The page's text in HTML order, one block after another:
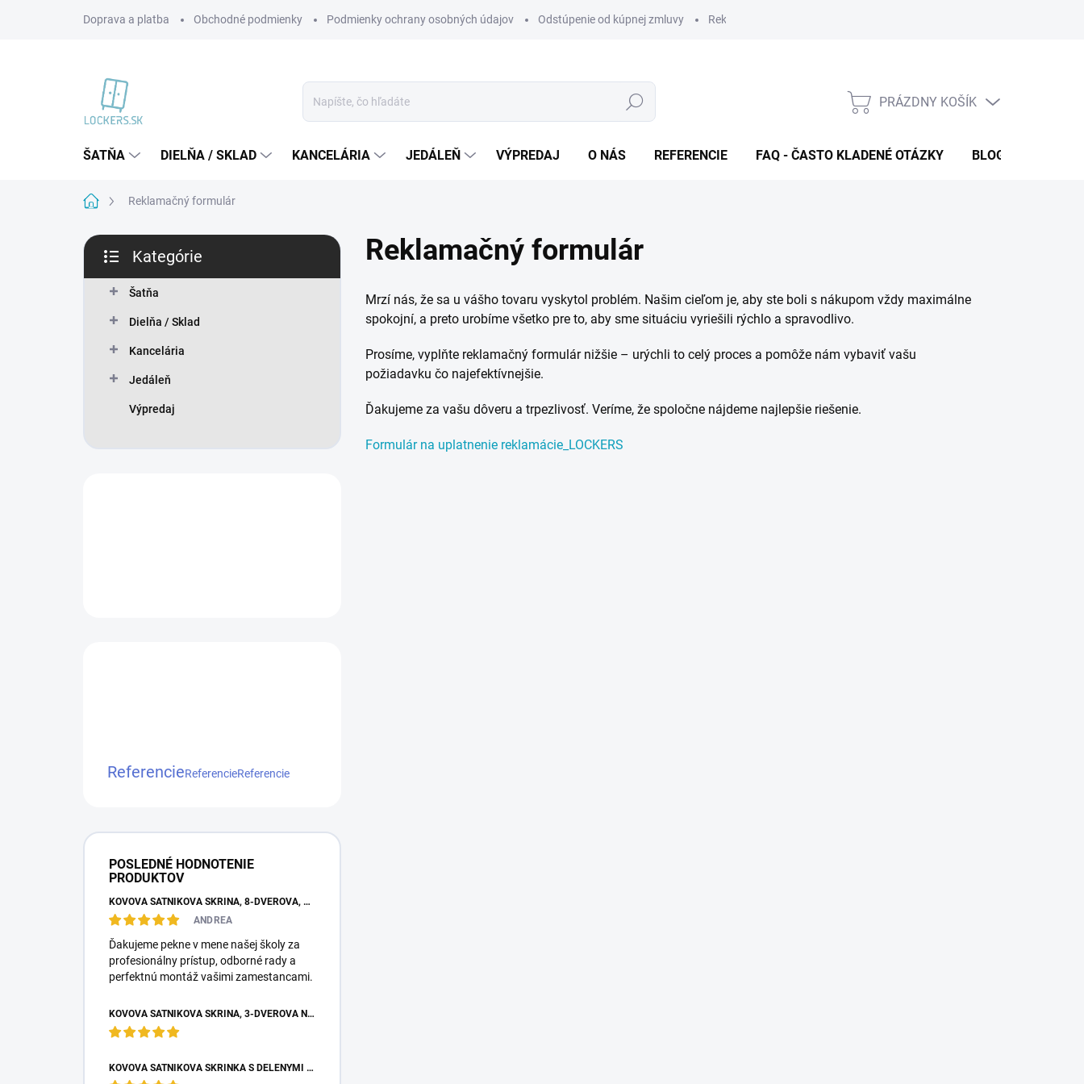
Doprava a platba Obchodné podmienky Podmienky ochrany osobných údajov Odstúpenie od kúpnej zmluvy Reklamačný formulár
Hľadať
NÁKUPNÝ
PRÁZDNY KOŠÍK
ŠATŇA DIELŇA / SKLAD KANCELÁRIA JEDÁLEŇ VÝPREDAJ O NÁS REFERENCIE FAQ - ČASTO KLADENÉ OTÁZKY BLOG
DomovReklamačný formulár
B
č
kategórie
Kategórie
Šatňa
Dielňa / Sklad
Kancelária
Jedáleň
Výpredaj
ReferencieReferencieReferencie
POSLEDNÉ HODNOTENIE
PRODUKTOV
KOVOVÁ ŠATNÍKOVÁ SKRIŇA, 8-DVEROVÁ, S KRÁTKYMI DVERAMI, 1800X1200X500 MM
ANDREA
Ďakujeme pekne v mene našej školy za
profesionálny prístup, odborné rady a
perfektnú montáž vašimi zamestancami.
KOVOVÁ ŠATNÍKOVÁ SKRIŇA, 3-DVEROVÁ NA NOŽIČKÁCH, 1950X900X500 MM, SKRIŇA DO ŠATNE
KOVOVÁ ŠATNÍKOVÁ SKRINKA S DELENÝMI DVERAMI BOX M2/4, 4-DVEROVÁ, 1800X600X500 MM, SIVÁ RAL 7035 – PRIESTRANNÁ SKRIŇA DO ŠATNE
Reklamačný formulár
Mrzí nás, že sa u vášho tovaru vyskytol problém. Našim cieľom je, aby ste boli s nákupom vždy maximálne
spokojní, a preto urobíme všetko pre to, aby sme situáciu vyriešili rýchlo a spravodlivo.
Prosíme, vyplňte reklamačný formulár nižšie – urýchli to celý proces a pomôže nám vybaviť vašu
požiadavku čo najefektívnejšie.
Ďakujeme za vašu dôveru a trpezlivosť. Veríme, že spoločne nájdeme najlepšie riešenie.
Formulár na uplatnenie reklamácie_LOCKERS